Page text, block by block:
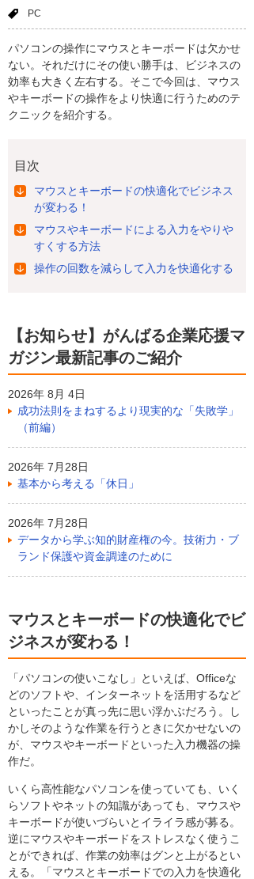
PC
パソコンの操作にマウスとキーボードは欠かせ
ない。それだけにその使い勝手は、ビジネスの
効率も大きく左右する。そこで今回は、マウス
やキーボードの操作をより快適に行うためのテ
クニックを紹介する。
目次
マウスとキーボードの快適化でビジネス
が変わる！
マウスやキーボードによる入力をやりや
すくする方法
操作の回数を減らして入力を快適化する
【お知らせ】がんばる企業応援マ
ガジン最新記事のご紹介
2026年 8月 4日
成功法則をまねするより現実的な「失敗学」
（前編）
2026年 7月28日
基本から考える「休日」
2026年 7月28日
データから学ぶ知的財産権の今。技術力・ブ
ランド保護や資金調達のために
マウスとキーボードの快適化でビ
ジネスが変わる！
「パソコンの使いこなし」といえば、Officeな
どのソフトや、インターネットを活用するなど
といったことが真っ先に思い浮かぶだろう。し
かしそのような作業を行うときに欠かせないの
が、マウスやキーボードといった入力機器の操
作だ。
いくら高性能なパソコンを使っていても、いく
らソフトやネットの知識があっても、マウスや
キーボードが使いづらいとイライラ感が募る。
逆にマウスやキーボードをストレスなく使うこ
とができれば、作業の効率はグンと上がるとい
える。「マウスとキーボードでの入力を快適化